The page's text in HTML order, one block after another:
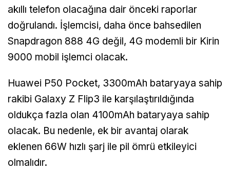
akıllı telefon olacağına dair önceki raporlar
doğrulandı. İşlemcisi, daha önce bahsedilen
Snapdragon 888 4G değil, 4G modemli bir Kirin
9000 mobil işlemci olacak.
Huawei P50 Pocket, 3300mAh bataryaya sahip
rakibi Galaxy Z Flip3 ile karşılaştırıldığında
oldukça fazla olan 4100mAh bataryaya sahip
olacak. Bu nedenle, ek bir avantaj olarak
eklenen 66W hızlı şarj ile pil ömrü etkileyici
olmalıdır.